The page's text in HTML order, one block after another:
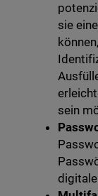
sie
sein